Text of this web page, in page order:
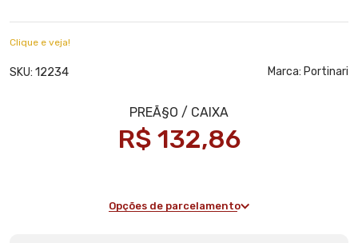
Clique e veja!
SKU: 12234 Marca: Portinari
R$ 132,86
Opções de parcelamento